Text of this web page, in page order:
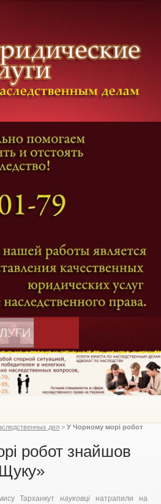
дел > У Чорному морі робот
робот знайшов
Тарханкутнауковці натрапили на